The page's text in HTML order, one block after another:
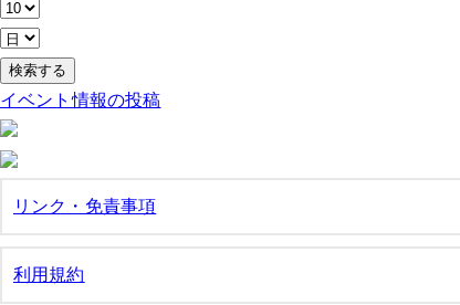
イベント情報の投稿
リンク・免責事項
利用規約